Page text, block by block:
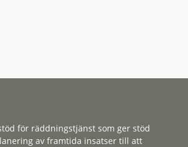
för räddningstjänst som ger stöd
av framtida insatser till att